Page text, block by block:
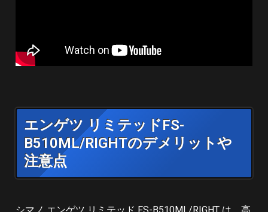
エンゲツ リミテッドFS-
B510ML/RIGHTのデメリットや
注意点